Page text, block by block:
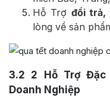
Hỗ Trợ đổi trả,
lòng về sản
3.2 2 Hỗ Trợ Đặc
Doanh Nghiệp